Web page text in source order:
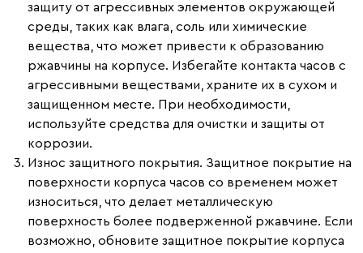
защиту от агрессивных элементов окружающей
среды, таких как влага, соль или химические
вещества, что может привести к образованию
ржавчины на корпусе. Избегайте контакта часов с
агрессивными веществами, храните их в сухом и
защищенном месте. При необходимости,
используйте средства для очистки и защиты от
коррозии.
Износ защитного покрытия. Защитное покрытие на
поверхности корпуса часов со временем может
износиться, что делает металлическую
поверхность более подверженной ржавчине. Если
возможно, обновите защитное покрытие корпуса